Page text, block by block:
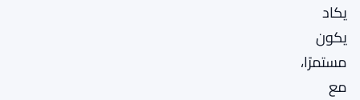
يكاد
يكون
مستمرًا،
مع